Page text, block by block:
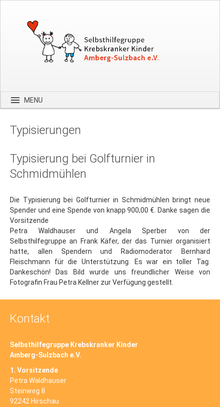
MENU
Über uns
Spenden
Kontakt
Hilfe
Typisierungen
Typisierung bei Golfturnier in
Schmidmühlen
Die Typisierung bei Golfturnier in Schmidmühlen bringt neue
Spender und eine Spende von knapp 900,00 €. Danke sagen die
Vorsitzende
Petra Waldhauser und Angela Sperber von der
Selbsthilfegruppe an Frank Käfer, der das Turnier organisiert
hatte, allen Spendern und Radiomoderator Bernhard
Fleischmann für die Unterstützung. Es war ein toller Tag.
Dankeschön! Das Bild wurde uns freundlicher Weise von
Fotografin Frau Petra Kellner zur Verfügung gestellt.
Kontakt
Selbsthilfegruppe Krebskranker Kinder
Amberg-Sulzbach e.V.
1. Vorsitzende
Petra Waldhauser
Steinweg 8
92242 Hirschau